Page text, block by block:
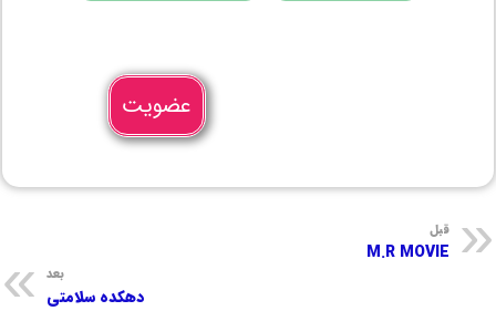
عضویت
قبل
M.R MOVIE
بعد
دهکده سلامتی